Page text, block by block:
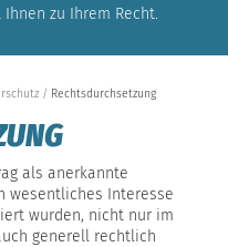
zu Ihrem Recht.
Rechtsdurchsetzung
als anerkannte
wesentliches Interesse
wurden, nicht nur im
generell rechtlich